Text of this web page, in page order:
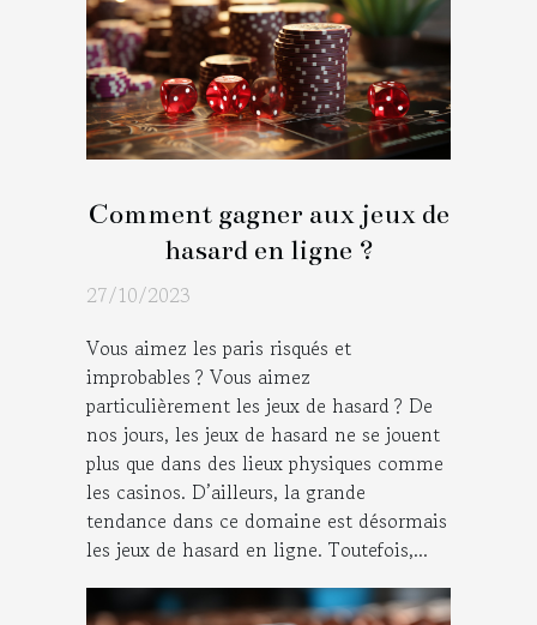
Comment gagner aux jeux de
hasard en ligne ?
27/10/2023
Vous aimez les paris risqués et
improbables ? Vous aimez
particulièrement les jeux de hasard ? De
nos jours, les jeux de hasard ne se jouent
plus que dans des lieux physiques comme
les casinos. D’ailleurs, la grande
tendance dans ce domaine est désormais
les jeux de hasard en ligne. Toutefois,...